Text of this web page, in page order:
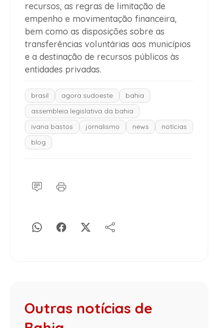
recursos, as regras de limitação de
empenho e movimentação financeira,
bem como as disposições sobre as
transferências voluntárias aos municípios
e a destinação de recursos públicos às
entidades privadas.
brasil agora sudoeste
bahia
assembleia legislativa da bahia
ivana bastos
jornalismo news
notícias
blog
Outras notícias de